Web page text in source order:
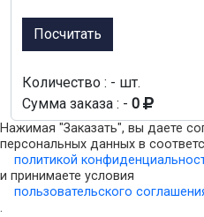
Посчитать
Количество : - шт.
Сумма заказа : - 0
Нажимая "Заказать", вы даете
персональных данных в
политикой
и принимаете условия
пользовательского
.